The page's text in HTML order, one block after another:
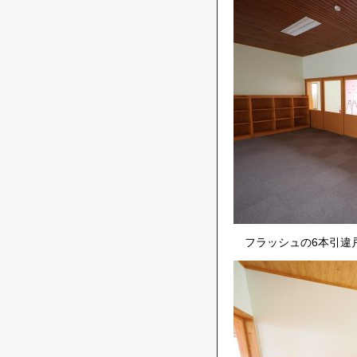
フラッシュの6本引違